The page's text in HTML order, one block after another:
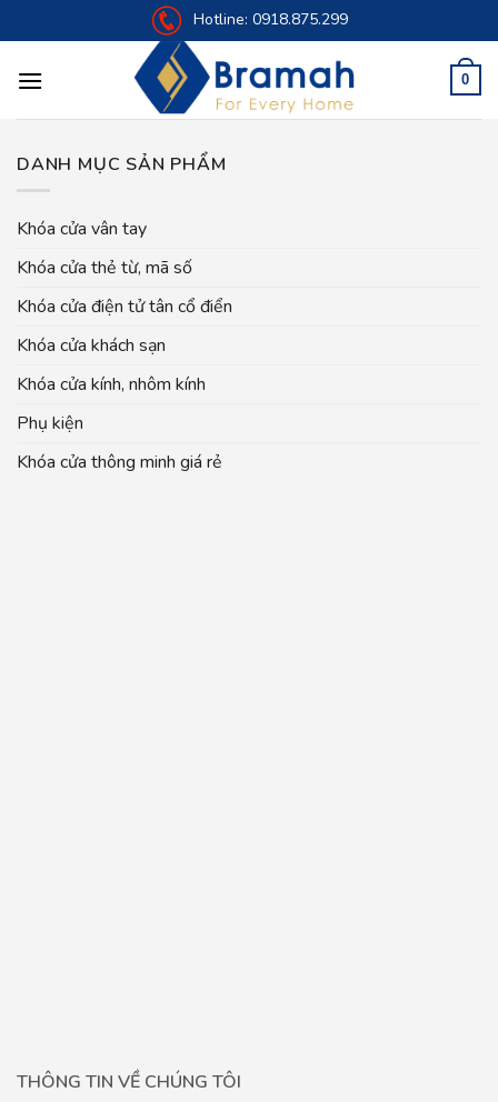
to
Hotline: 0918.875.299
0
DANH MỤC SẢN PHẨM
Khóa cửa vân tay
Khóa cửa thẻ từ, mã số
Khóa cửa điện tử tân cổ điển
Khóa cửa khách sạn
Khóa cửa kính, nhôm kính
Phụ kiện
Khóa cửa thông minh giá rẻ
THÔNG TIN VỀ CHÚNG TÔI